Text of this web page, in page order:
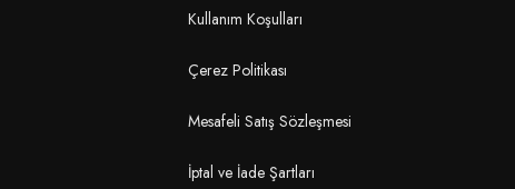
Kullanım Koşulları
Çerez Politikası
Mesafeli Satış Sözleşmesi
İptal ve İade Şartları